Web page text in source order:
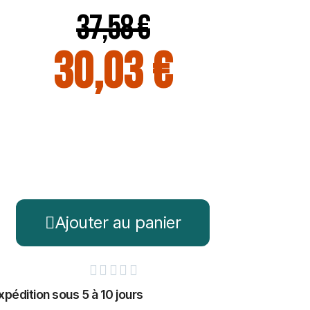
37,58 €
30,03 €
Ajouter au panier
    
sous 5 à 10 jours